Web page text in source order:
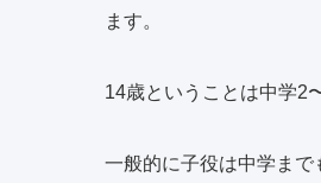
ます。
14歳ということは中学2
一般的に子役は中学ま